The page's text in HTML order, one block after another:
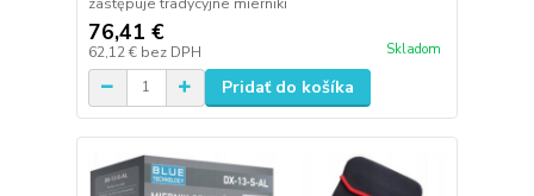
76,41 €
62,12 € bez DPH Skladom
Pridať do košíka